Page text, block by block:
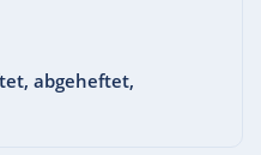
abgeheftet,